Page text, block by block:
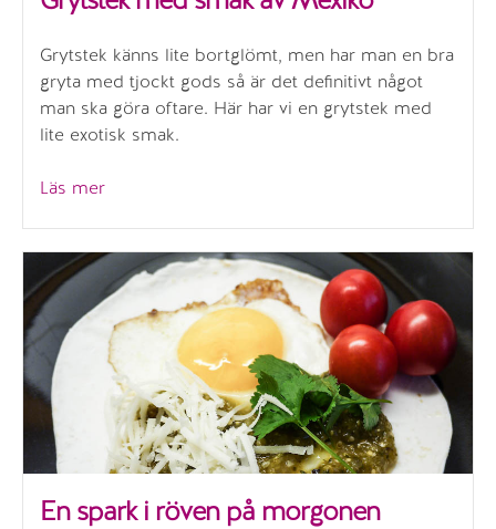
Grytstek känns lite bortglömt, men har man en bra
gryta med tjockt gods så är det definitivt något
man ska göra oftare. Här har vi en grytstek med
lite exotisk smak.
Läs mer”Grytstek
Mexiko”
En spark i röven på morgonen